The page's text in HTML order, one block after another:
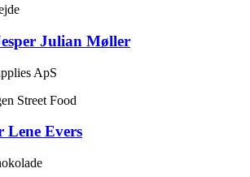
Julian Møller
ApS
Street Food
Lene Evers